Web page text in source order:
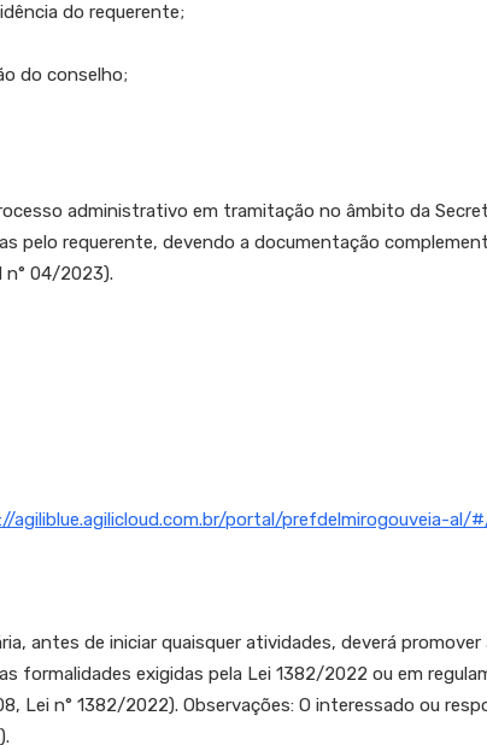
do requerente;
do conselho;
administrativo em tramitação no âmbito da
pelo requerente, devendo a documentação
n° 04/2023).
agiliblue.agilicloud.com.br/portal/prefdelmirogouveia-al/
antes de iniciar quaisquer atividades, deverá
formalidades exigidas pela Lei 1382/2022 ou em
Lei n° 1382/2022). Observações: O interessado ou